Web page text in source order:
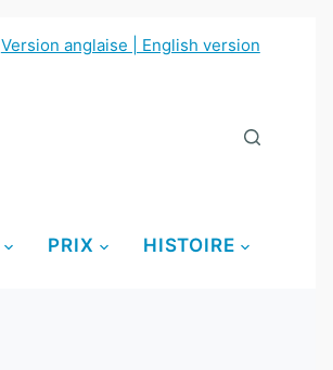
Version anglaise | English version
PRIX HISTOIRE